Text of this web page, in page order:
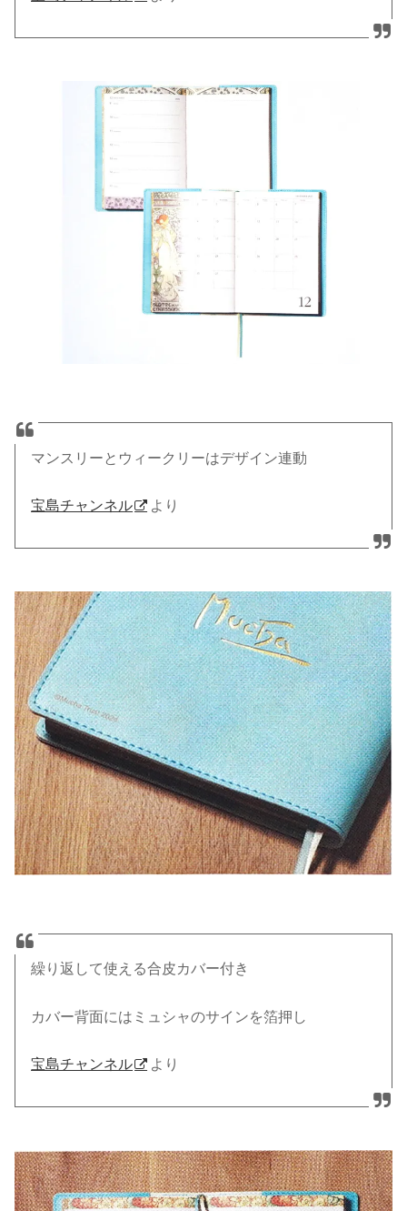
マンスリーとウィークリーはデザイン連動
宝島チャンネル より
繰り返して使える合皮カバー付き
カバー背面にはミュシャのサインを箔押し
宝島チャンネル より